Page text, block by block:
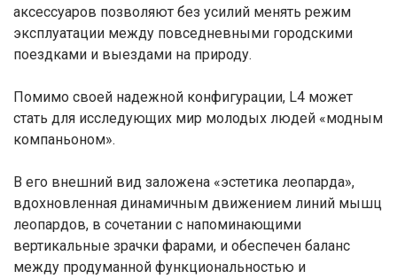
аксессуаров позволяют без усилий менять режим
эксплуатации между повседневными городскими
поездками и выездами на природу.
Помимо своей надежной конфигурации, L4 может
стать для исследующих мир молодых людей «модным
компаньоном».
В его внешний вид заложена «эстетика леопарда»,
вдохновленная динамичным движением линий мышц
леопардов, в сочетании с напоминающими
вертикальные зрачки фарами, и обеспечен баланс
между продуманной функциональностью и